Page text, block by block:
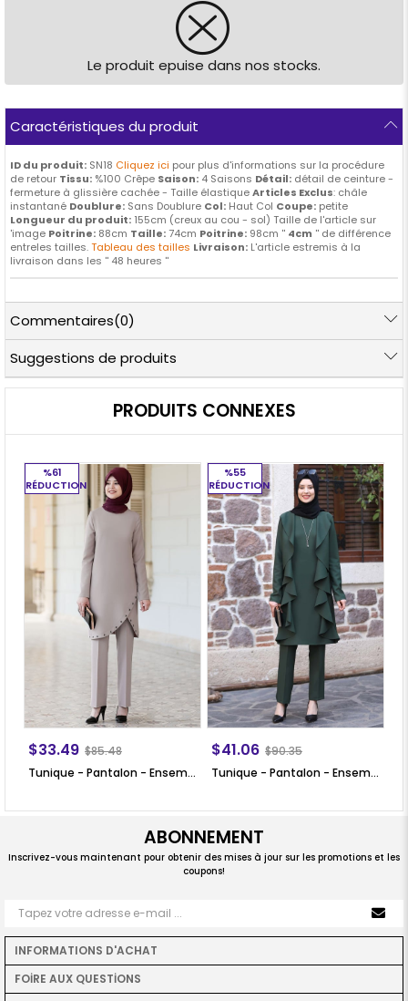
Le produit epuise dans nos stocks.
Caractéristiques du produit
ID du produit: SN18 Cliquez ici pour plus d'informations sur la procédure
de retour Tissu: %100 Crêpe Saison: 4 Saisons Détail: détail de ceinture -
fermeture à glissière cachée - Taille élastiqueArticles Exclus: châle
instantané Doublure: Sans Doublure Col: Haut Col Coupe: petite
Longueur du produit: 155cm (creux au cou - sol) Taille de l'article sur
'image Poitrine: 88cm Taille:74cm Poitrine: 98cm '' 4cm '' de différence
entreles tailles.Tableau des tailles Livraison: L'article estremis à la
livraison dans les '' 48 heures ''
Commentaires(0)
Suggestions de produits
PRODUITS CONNEXES
Tunique - Pantalon - Ensemble 2'er Set - Crêpe - Sans Doublure - Ras du Cou - Vison - SN25
$33.49 $85.48
%61
RÉDUCTION
Tunique - Pantalon - Ensemble 2'er Set - Crêpe - Khaki - SN35
$41.06 $90.35
%55
RÉDUCTION
ABONNEMENT
Inscrivez-vous maintenant pour obtenir des mises à jour sur les promotions et les
coupons!
INFORMATIONS D'ACHAT
FOİRE AUX QUESTİONS